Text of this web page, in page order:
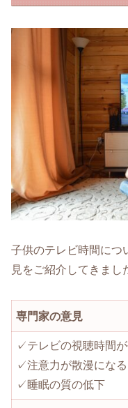
子供のテレビ時間につ
見をご紹介してきまし
専門家の意見
✓テレビの視聴時間
✓注意力が散漫になる
✓睡眠の質の低下